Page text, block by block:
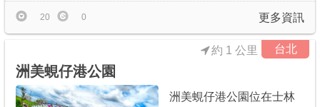
更多資訊
20 0
台北
洲美蜆仔港公園
約 1 公里
洲美蜆仔港公園位在士林